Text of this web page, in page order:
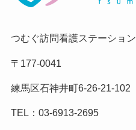
つむぐ訪問看護ステーション
〒177-0041
練馬区石神井町6-26-21-102
TEL：03-6913-2695